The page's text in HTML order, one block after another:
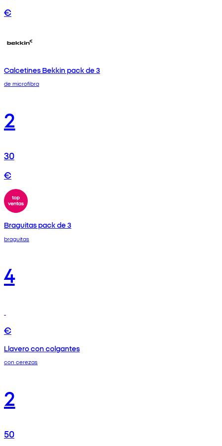
€
Calcetines Bekkin pack de 3
de microfibra
2
30
€
Braguitas pack de 3
braguitas
4
€
Llavero con colgantes
con cerezas
2
50